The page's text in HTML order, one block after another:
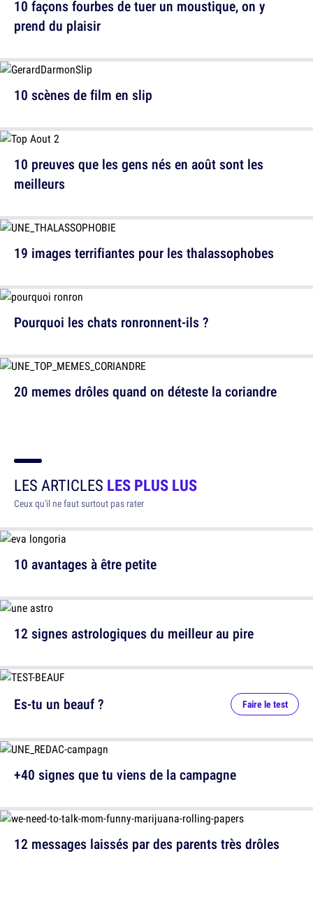
10 façons fourbes de tuer un moustique, on y
prend du plaisir
10 preuves que les gens nés en août sont les
meilleurs
Pourquoi les chats ronronnent-ils ?
10 scènes de film en slip
19 images terrifiantes pour les thalassophobes
20 memes drôles quand on déteste la coriandre
LES ARTICLES LES PLUS LUS
Ceux qu'il ne faut surtout pas rater
10 avantages à être petite
12 signes astrologiques du meilleur au pire
12 messages laissés par des parents très drôles
Es-tu un beauf ? Faire le test
+40 signes que tu viens de la campagne